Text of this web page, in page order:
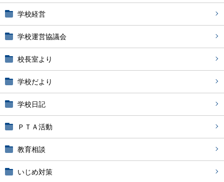
学校経営
学校運営協議会
校長室より
学校だより
学校日記
ＰＴＡ活動
教育相談
いじめ対策